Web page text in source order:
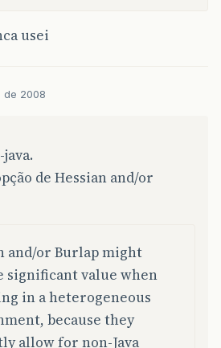
usei
de 2008
de Hessian and/or
and/or Burlap might
significant value when
in a heterogeneous
because they
allow for non-Java